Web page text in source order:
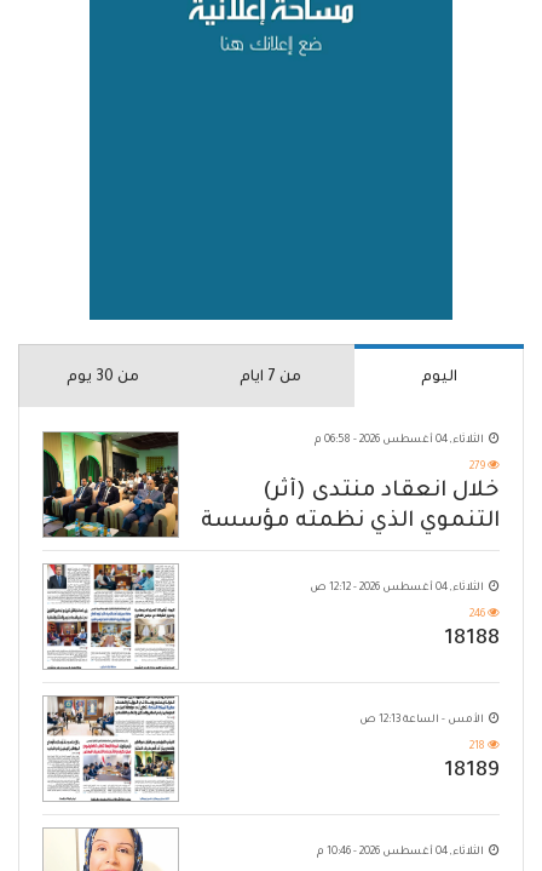
اليوم من 7 ايام من 30 يوم
الثلاثاء, 04 أغسطس 2026 - 06:58 م
279
خلال انعقاد منتدى (أثر)
التنموي الذي نظمته مؤسسة
حضرموت
الثلاثاء, 04 أغسطس 2026 - 12:12 ص
246
18188
الأمس - الساعة 12:13 ص
218
18189
الثلاثاء, 04 أغسطس 2026 - 10:46 م